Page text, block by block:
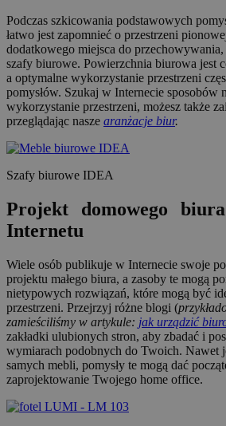
Podczas szkicowania podstawowych
łatwo jest zapomnieć o przestrzeni
dodatkowego miejsca do
szafy biurowe. Powierzchnia biurowa jest
a optymalne wykorzystanie przestrzeni
pomysłów. Szukaj w Internecie sposobów
wykorzystanie przestrzeni, możesz także
przeglądając nasze aranżacje biur.
Szafy biurowe IDEA
Projekt domowego
Internetu
Wiele osób publikuje w Internecie swoje
projektu małego biura, a zasoby te mogą
nietypowych rozwiązań, które mogą być
przestrzeni. Przejrzyj różne blogi (
zamieściliśmy w artykule: jak urządzić
zakładki ulubionych stron, aby zbadać i
wymiarach podobnych do Twoich. Nawet
samych mebli, pomysły te mogą dać
zaprojektowanie Twojego home office.